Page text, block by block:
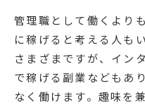
管理職として働くより
に稼げると考える人も
さまざまですが、イン
で稼げる副業などもあ
なく働けます。趣味を